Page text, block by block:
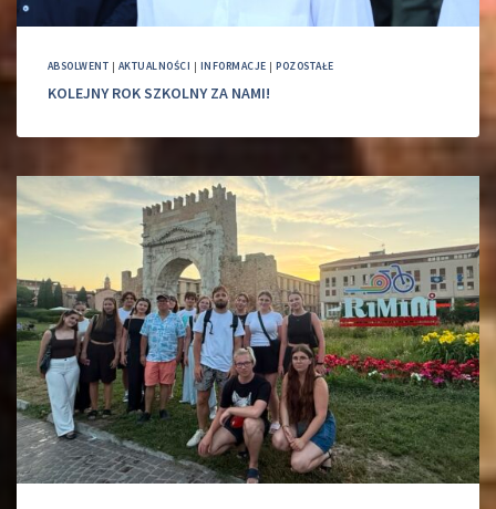
ABSOLWENT | AKTUALNOŚCI | INFORMACJE |POZOSTAŁE
KOLEJNY ROK SZKOLNY ZA NAMI!